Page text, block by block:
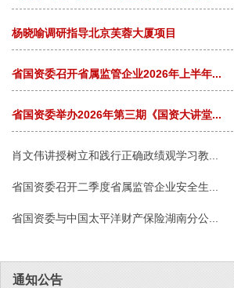
杨晓喻调研指导北京芙蓉大厦项目
省国资委召开省属监管企业2026年上半年...
省国资委举办2026年第三期《国资大讲堂...
肖文伟讲授树立和践行正确政绩观学习教...
省国资委召开二季度省属监管企业安全生...
省国资委与中国太平洋财产保险湖南分公...
通知公告